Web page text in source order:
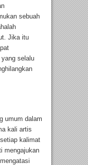
sebuah
Jika itu
selalu
umum dalam
kali artis
kalimat
mengajukan